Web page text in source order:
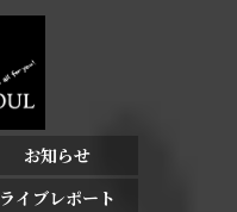
お知らせ
ライブレポート